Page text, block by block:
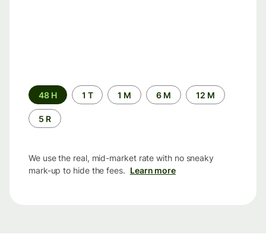
Time
period
48 H 1 T 1 M 6 M 12 M
5 R
We use the real, mid-market rate with no sneaky
mark-up to hide the fees. Learn more